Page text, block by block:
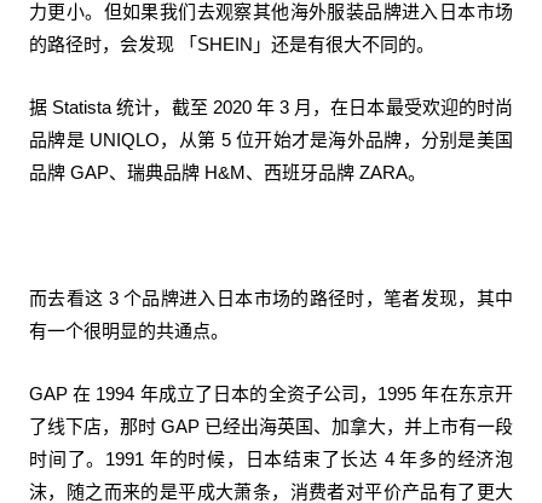
力更小。但如果我们去观察其他海外服装品牌进入日本市场
的路径时，会发现 「SHEIN」还是有很大不同的。
据 Statista 统计，截至 2020 年 3 月，在日本最受欢迎的时尚
品牌是 UNIQLO，从第 5 位开始才是海外品牌，分别是美国
品牌 GAP、瑞典品牌 H&M、西班牙品牌 ZARA。
而去看这 3 个品牌进入日本市场的路径时，笔者发现，其中
有一个很明显的共通点。
GAP 在 1994 年成立了日本的全资子公司，1995 年在东京开
了线下店，那时 GAP 已经出海英国、加拿大，并上市有一段
时间了。1991 年的时候，日本结束了长达 4 年多的经济泡
沫，随之而来的是平成大萧条，消费者对平价产品有了更大